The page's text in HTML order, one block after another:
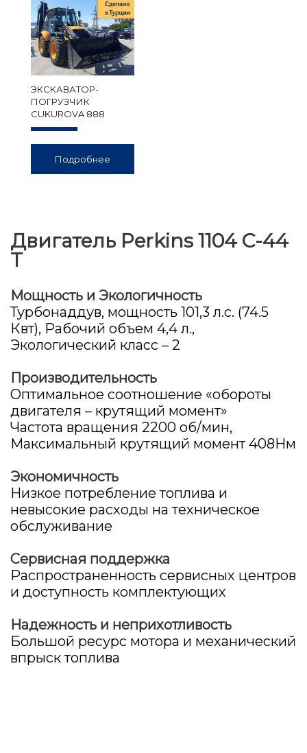
ЭКСКАВАТОР-
ПОГРУЗЧИК
CUKUROVA 888
Подробнее
Двигатель Perkins 1104 C-44
T
Мощность и Экологичность
Турбонаддув, мощность 101,3 л.с. (74.5
Квт), Рабочий объем 4,4 л.,
Экологический класс – 2
Производительность
Оптимальное соотношение «обороты
двигателя – крутящий момент»
Частота вращения 2200 об/мин,
Максимальный крутящий момент 408Нм
Экономичность
Низкое потребление топлива и
невысокие расходы на техническое
обслуживание
Сервисная поддержка
Распространенность сервисных центров
и доступность комплектующих
Надежность и неприхотливость
Большой ресурс мотора и механический
впрыск топлива